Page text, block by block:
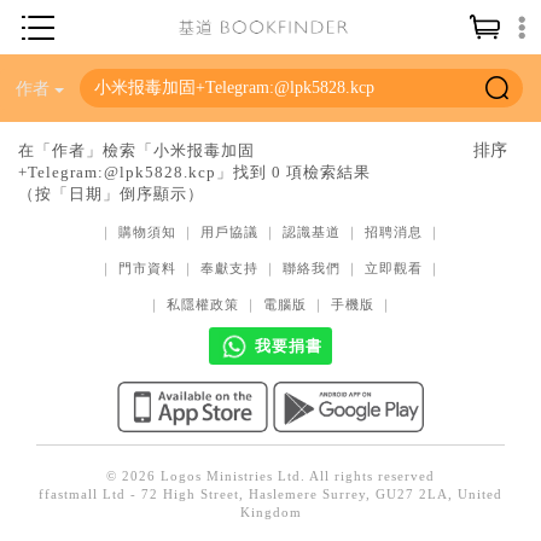
神學／教義
聖經
教會歷史
靈修／禱告
教會事工
分齡牧養
社會／倫理
作者
在「作者」檢索「小米报毒加固
+Telegram:@lpk5828.kcp」找到 0 項檢索結果
（按「日期」倒序顯示）
｜ 購物須知 ｜ 用戶協議 ｜ 認識基道 ｜ 招聘消息 ｜
｜ 門市資料 ｜ 奉獻支持 ｜ 聯絡我們 ｜ 立即觀看 ｜
｜ 私隱權政策 ｜ 電腦版 ｜ 手機版 ｜
我要捐書
© 2026 Logos Ministries Ltd. All rights reserved
ffastmall Ltd - 72 High Street, Haslemere Surrey, GU27 2LA, United
Kingdom